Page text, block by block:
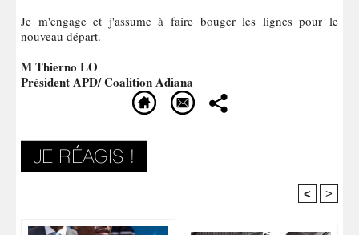
Je m'engage et j'assume à faire bouger les lignes pour le
nouveau départ.
M Thierno LO
Président APD/ Coalition Adiana
< >